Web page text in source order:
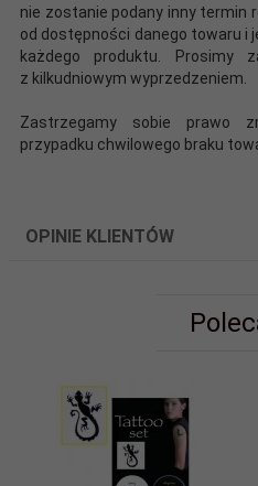
nie zostanie podany inny termin
od dostępności danego towaru i
każdego produktu. Prosimy
z kilkudniowym wyprzedzeniem.
Zastrzegamy sobie prawo
przypadku chwilowego braku
OPINIE KLIENTÓW